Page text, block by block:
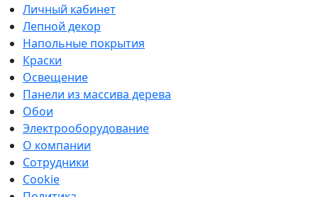
Личный кабинет
Лепной декор
Напольные покрытия
Краски
Освещение
Панели из массива дерева
Обои
Электрооборудование
О компании
Сотрудники
Cookie